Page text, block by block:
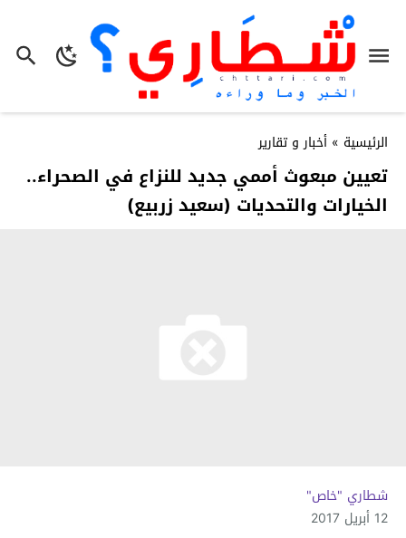
الرئيسية » أخبار و تقارير
تعيين مبعوث أممي جديد للنزاع في الصحراء..
الخيارات والتحديات (سعيد زربيع)
شطاري "خاص"
12 أبريل 2017